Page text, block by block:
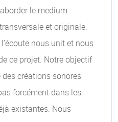
le medium
et originale.
nous unit et nous
ce projet. Notre objectif
créations sonores
forcément dans les
existantes. Nous